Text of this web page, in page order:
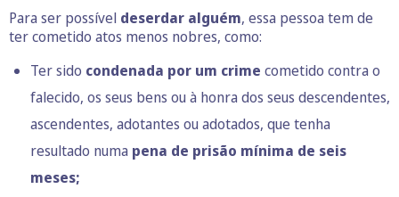
Para ser possível deserdar alguém, essa pessoa tem de
ter cometido atos menos nobres, como:
Ter sido condenada por um crime cometido contra o
falecido, os seus bens ou à honra dos seus descendentes,
ascendentes, adotantes ou adotados, que tenha
resultado numa pena de prisão mínima de seis
meses;